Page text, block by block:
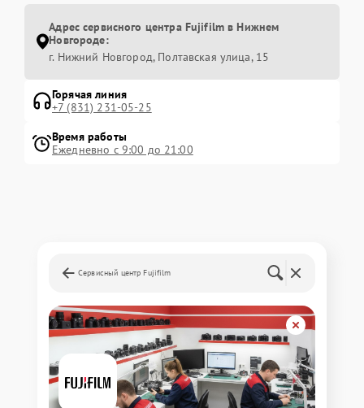
Адрес сервисного центра Fujifilm в Нижнем
Новгороде:
г. Нижний Новгород, Полтавская улица, 15
Горячая линия
+7 (831) 231-05-25
Время работы
Ежедневно с 9:00 до 21:00
Сервисный центр Fujifilm